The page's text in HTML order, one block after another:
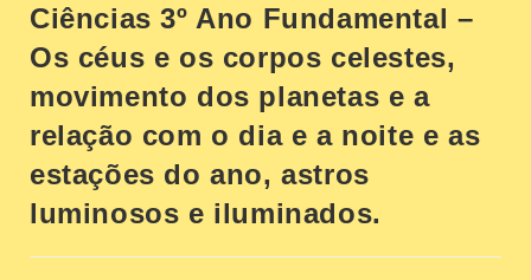
Ciências 3º Ano Fundamental –
Os céus e os corpos celestes,
movimento dos planetas e a
relação com o dia e a noite e as
estações do ano, astros
luminosos e iluminados.